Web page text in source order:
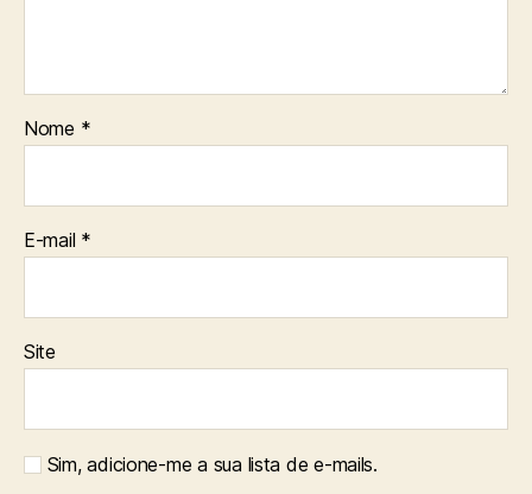
Nome *
E-mail *
Site
Sim, adicione-me a sua lista de e-mails.